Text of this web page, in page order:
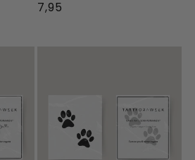
Prix
7,95